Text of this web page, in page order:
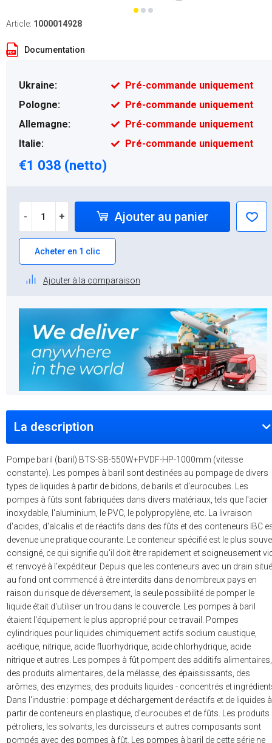
Article: 1000014928
Documentation
Ukraine:
Pré-commande uniquement
Pologne:
Pré-commande uniquement
Allemagne:
Pré-commande uniquement
Italie:
Pré-commande uniquement
€1 038 (netto)
- + Ajouter au panier
Acheter en 1 clic
Ajouter à la comparaison
La description
Pompe baril (baril) BTS-SB-550W+PVDF-HP-1000mm (vitesse
constante). Les pompes à baril sont destinées au pompage de divers
types de liquides à partir de bidons, de barils et d'eurocubes. Les
pompes à fûts sont fabriquées dans divers matériaux, tels que l'acier
inoxydable, l'aluminium, le PVC, le polypropylène, etc. La livraison
d'acides, d'alcalis et de réactifs dans des fûts et des conteneurs IBC
devenue une pratique courante. Le conteneur spécifié est le plus
consigné, ce qui signifie qu'il doit être rapidement et soigneusement
et renvoyé à l'expéditeur. Depuis que les conteneurs avec un drain situé
au fond ont commencé à être interdits dans de nombreux pays en
raison du risque de déversement, la seule possibilité de pomper le
liquide était d'utiliser un trou dans le couvercle. Les pompes à baril
étaient l'équipement le plus approprié pour ce travail. Pompes
cylindriques pour liquides chimiquement actifs sodium caustique,
acétique, nitrique, acide fluorhydrique, acide chlorhydrique, acide
nitrique et autres. Les pompes à fût pompent des additifs alimentaires,
des produits alimentaires, de la mélasse, des épaississants, des
arômes, des enzymes, des produits liquides - concentrés et
Dans l'industrie : pompage et déchargement de réactifs et de liquides à
partir de conteneurs en plastique, d'eurocubes et de fûts. Les produits
pétroliers, les solvants, les durcisseurs et autres composants sont
pompés avec des pompes à fût. Les pompes à baril de cette série ne